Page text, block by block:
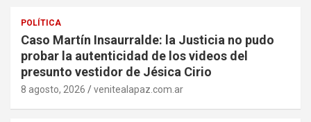
POLÍTICA
Caso Martín Insaurralde: la Justicia no pudo
probar la autenticidad de los videos del
presunto vestidor de Jésica Cirio
8 agosto, 2026 venitealapaz.com.ar